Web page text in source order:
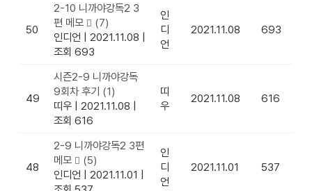
50
2-10 니까야강독2 3
편 메모
(7)
인디언 | 2021.11.08 |
조회 693
인
디
언
2021.11.08 693
49
시즌2-9 니까야강독
9회차 후기 (1)
띠우 | 2021.11.08 |
조회 616
띠
우
2021.11.08 616
48
2-9 니까야강독2 3편
메모
(5)
인디언 | 2021.11.01 |
인
디
언
2021.11.01 537